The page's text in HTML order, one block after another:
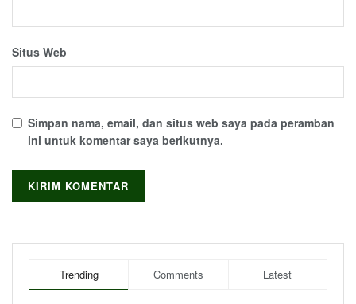
Situs Web
Simpan nama, email, dan situs web saya pada peramban
ini untuk komentar saya berikutnya.
Trending Comments Latest